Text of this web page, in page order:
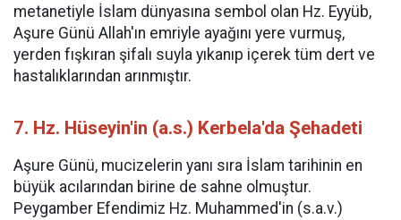
metanetiyle İslam dünyasına sembol olan Hz. Eyyüb,
Aşure Günü Allah'ın emriyle ayağını yere vurmuş,
yerden fışkıran şifalı suyla yıkanıp içerek tüm dert ve
hastalıklarından arınmıştır.
7. Hz. Hüseyin'in (a.s.) Kerbela'da Şehadeti
Aşure Günü, mucizelerin yanı sıra İslam tarihinin en
büyük acılarından birine de sahne olmuştur.
Peygamber Efendimiz Hz. Muhammed'in (s.a.v.)